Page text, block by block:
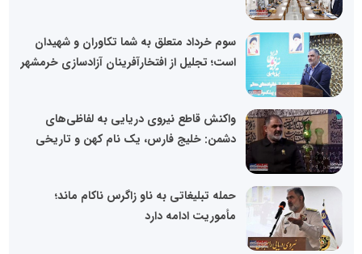
سوم خرداد متعلق به شما تکاوران و شهیدان
است؛ تجلیل از افتخارآفرینان آزادسازی خرمشهر
واکنش قاطع نیروی دریایی به لفاظی‌های
دشمن: خلیج فارس، یک نام کهن و تاریخی
حمله تبلیغاتی به ناو زاگرس ناکام ماند؛
مأموریت ادامه دارد